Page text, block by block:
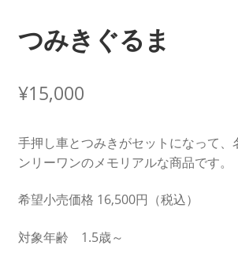
つみきぐるま
¥15,000
手押し車とつみきがセットになって、
ンリーワンのメモリアルな商品です。
希望小売価格 16,500円（税込）
対象年齢 1.5歳～